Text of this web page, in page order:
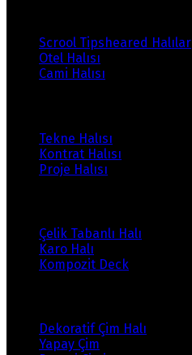
Scrool Tipsheared Halılar
Otel Halısı
Cami Halısı
Tekne Halısı
Kontrat Halısı
Proje Halısı
Çelik Tabanlı Halı
Karo Halı
Kompozit Deck
Dekoratif Çim Halı
Yapay Çim